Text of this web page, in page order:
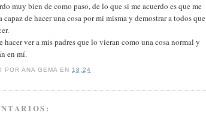
muy bien de como paso, de lo que si me acuerdo es que me
capaz de hacer una cosa por mi misma y demostrar a todos que
hacer ver a mis padres que lo vieran como una cosa normal y
en mí.
PORANA GEMA EN 18:24